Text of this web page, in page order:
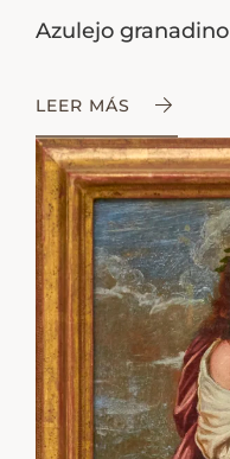
LEER MÁS
Azulejo granadino